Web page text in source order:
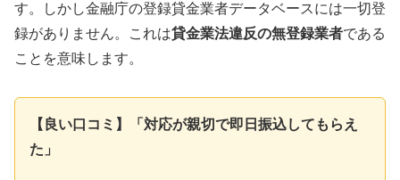
す。しかし金融庁の登録貸金業者データベースには一切登
録がありません。これは貸金業法違反の無登録業者である
ことを意味します。
【良い口コミ】「対応が親切で即日振込してもらえ
た」